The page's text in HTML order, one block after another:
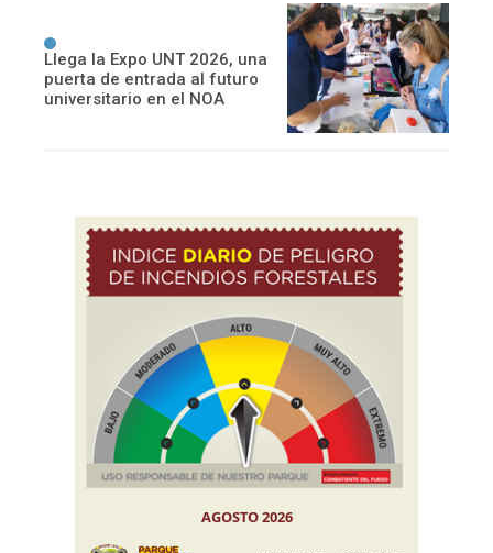
Llega la Expo UNT 2026, una
puerta de entrada al futuro
universitario en el NOA